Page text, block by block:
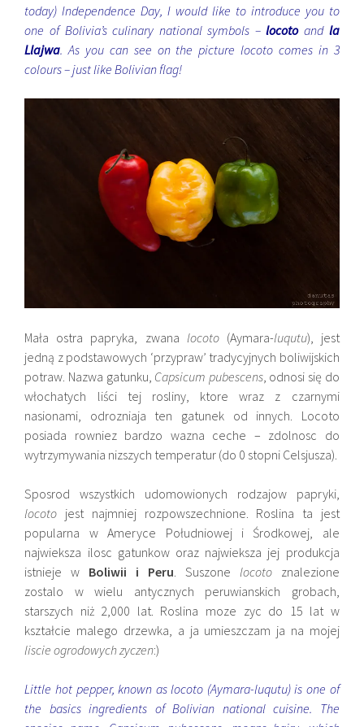
today) Independence Day, I would like to introduce you to
one of Bolivia’s culinary national symbols –locotoand la
Llajwa. As you can see on the picture locoto comes in 3
colours – just like Bolivian flag!
Mała ostra papryka, zwana locoto(Aymara-luqutu), jest
jedną z podstawowych ‘przypraw’ tradycyjnych boliwijskich
potraw. Nazwa gatunku, Capsicum pubescens, odnosi się do
włochatych liści tej rosliny, ktore wraz z czarnymi
nasionami, odrozniaja ten gatunek od innych. Locoto
posiada rowniez bardzo wazna ceche – zdolnosc do
wytrzymywania nizszych temperatur (do 0 stopni Celsjusza).
Sposrod wszystkich udomowionych rodzajow papryki,
locoto jest najmniej rozpowszechnione. Roslina ta jest
popularna w Ameryce Południowej i Środkowej, ale
najwieksza ilosc gatunkow oraz najwieksza jej produkcja
istnieje w Boliwii i Peru. Suszone locotoznalezione
zostalo w wielu antycznych peruwianskich grobach,
starszych niż 2,000 lat. Roslina moze zyc do 15 lat w
kształcie malego drzewka, a ja umieszczam ja na mojej
liscie ogrodowych zyczen:)
Little hot pepper, known as locoto (Aymara-luqutu) is one of
the basics ingredients of Bolivian national cuisine. The